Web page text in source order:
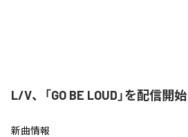
L/V、「GO BE LOUD」を配信開始
新曲情報